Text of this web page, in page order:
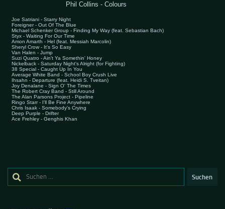
Suchen